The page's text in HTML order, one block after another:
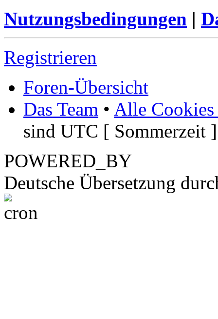
Nutzungsbedingungen |
Registrieren
Foren-Übersicht
Das Team • Alle Cookies
sind UTC [ Sommerzeit ]
POWERED_BY
Deutsche Übersetzung